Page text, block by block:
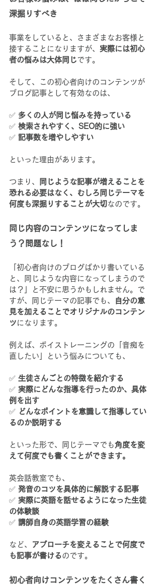
深掘りすべき
事業をしていると、さまざまなお客様と
接することになりますが、 実際には初心
者の悩みは大体同じです。
そして、この初心者向けのコンテンツが
ブログ記事として有効なのは、
✅ 多くの人が同じ悩みを持っている
✅ 検索されやすく、SEO的に強い
✅ 記事数を増やしやすい
といった理由があります。
つまり、
同じような記事が増えることを
恐れる必要はなく、むしろ同じテーマを
何度も深掘りすることが大切なのです。
同じ内容のコンテンツになってしま
う？問題なし！
「初心者向けのブログばかり書いている
と、同じような内容になってしまうので
は？」と不安に思うかもしれません。で
すが、同じテーマの記事でも、
自分の意
見を加えることでオリジナルのコンテン
ツ になります。
例えば、ボイストレーニングの「音痴を
直したい」という悩みについても、
✅ 生徒さんごとの特徴を紹介する
✅ 実際にどんな指導を行ったのか、具体
例を出す
✅ どんなポイントを意識して指導してい
るのか説明する
といった形で、同じテーマでも角度を変
えて何度でも書くことができます。
英会話教室でも、
✅ 発音のコツを具体的に解説する記事
✅ 実際に英語を話せるようになった生徒
の体験談
✅ 講師自身の英語学習の経験
など、
アプローチを変えることで何度で
も記事が書けるのです。
初心者向けコンテンツをたくさん書く